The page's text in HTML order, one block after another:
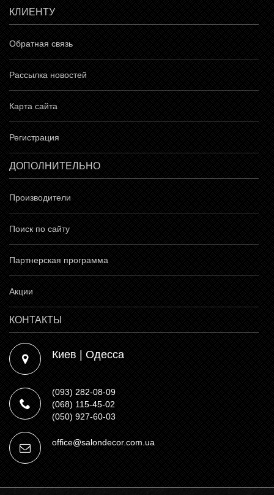
КЛИЕНТУ
Обратная связь
Рассылка новостей
Карта сайта
Регистрация
ДОПОЛНИТЕЛЬНО
Производители
Поиск по сайту
Партнерская программа
Акции
КОНТАКТЫ
Киев | Одесса
(093) 282-08-09
(068) 115-45-02
(050) 927-60-03
office@salondecor.com.ua